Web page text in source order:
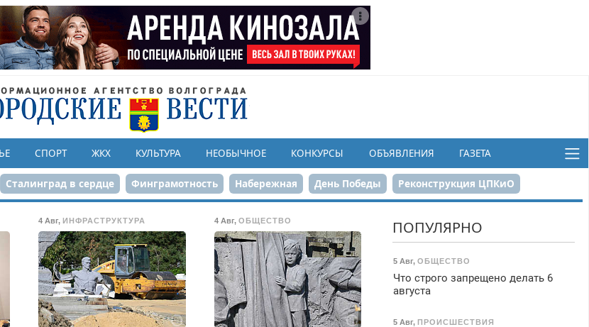
СПОРТ ЖКХ КУЛЬТУРА НЕОБЫЧНОЕ КОНКУРСЫ ОБЪЯВЛЕНИЯ ГАЗЕТА
Сталинград в сердце Финграмотность Набережная День Победы Реконструкция ЦПКиО
80-летие Победы Парк Героев-летчиков
4 Авг, ИНФРАСТРУКТУРА 4 Авг, ОБЩЕСТВО ПОПУЛЯРНО
5 Авг, ОБЩЕСТВО
Что строго запрещено делать 6
августа
5 Авг, ПРОИСШЕСТВИЯ